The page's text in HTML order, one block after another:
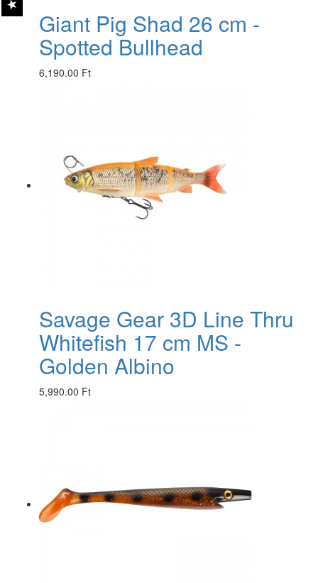
Giant Pig Shad 26 cm -
Spotted Bullhead
6,190.00 Ft
Savage Gear 3D Line Thru
Whitefish 17 cm MS -
Golden Albino
5,990.00 Ft